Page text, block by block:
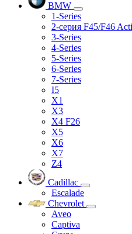
BMW
1-Series
2-серия F45/F46
3-Series
4-Series
5-Series
6-Series
7-Series
I5
X1
X3
X4 F26
X5
X6
X7
Z4
Cadillac
Escalade
Chevrolet
Aveo
Captiva